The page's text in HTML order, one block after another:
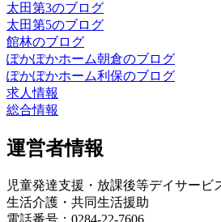
太田第3のブログ
太田第5のブログ
館林のブログ
ぽかぽかホーム朝倉のブログ
ぽかぽかホーム利保のブログ
求人情報
総合情報
運営者情報
児童発達支援・放課後等デイサービ
生活介護・共同生活援助
電話番号：0284-22-7606